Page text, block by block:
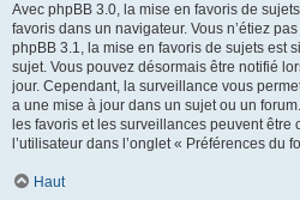
Avec phpBB 3.0, la mise en favoris de
favoris dans un navigateur. Vous n’étiez
phpBB 3.1, la mise en favoris de sujets est
sujet. Vous pouvez désormais être notifié
jour. Cependant, la surveillance vous
a une mise à jour dans un sujet ou un
les favoris et les surveillances peuvent
l’utilisateur dans l’onglet « Préférences du
Haut